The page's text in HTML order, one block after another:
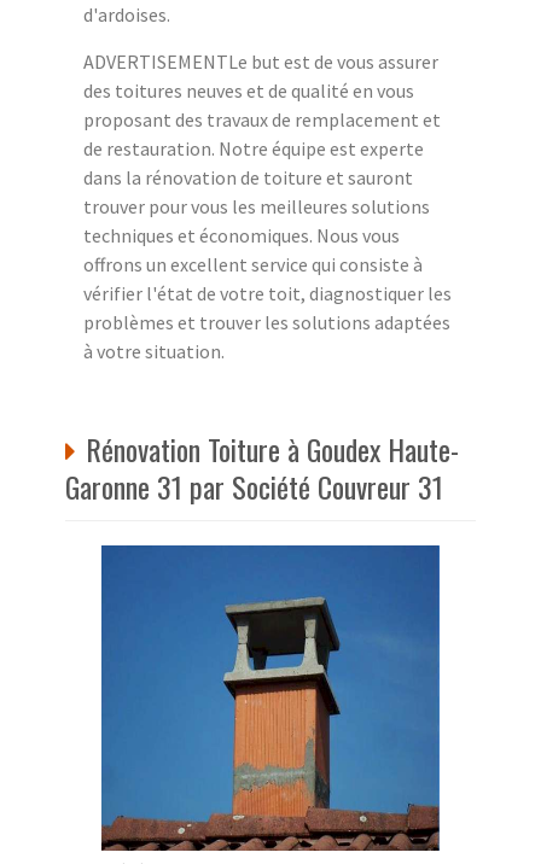
d'ardoises.
ADVERTISEMENTLe but est de vous assurer
des toitures neuves et de qualité en vous
proposant des travaux de remplacement et
de restauration. Notre équipe est experte
dans la rénovation de toiture et sauront
trouver pour vous les meilleures solutions
techniques et économiques. Nous vous
offrons un excellent service qui consiste à
vérifier l'état de votre toit, diagnostiquer les
problèmes et trouver les solutions adaptées
à votre situation.
Rénovation Toiture à Goudex Haute-
Garonne 31 par Société Couvreur 31